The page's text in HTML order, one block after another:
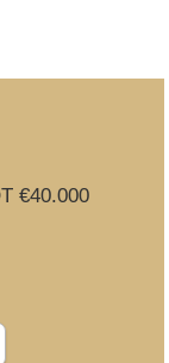
€40.000